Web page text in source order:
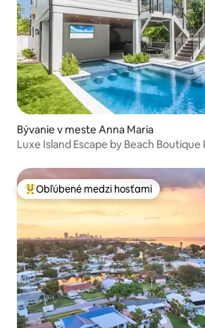
Bývanie v meste Anna Maria
Luxe Island Escape by Beach Boutique
Najobľúbenejšie medzi hosťami
Obľúbené medzi hosťami